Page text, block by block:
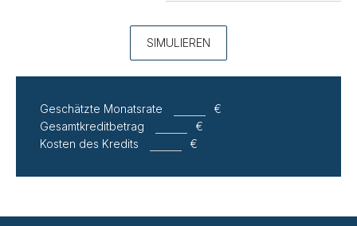
SIMULIEREN
Geschätzte Monatsrate
€
Gesamtkreditbetrag
€
Kosten des Kredits
€